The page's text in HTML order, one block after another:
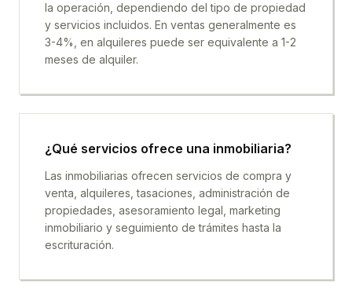
la operación, dependiendo del tipo de propiedad
y servicios incluidos. En ventas generalmente es
3-4%, en alquileres puede ser equivalente a 1-2
meses de alquiler.
¿Qué servicios ofrece una inmobiliaria?
Las inmobiliarias ofrecen servicios de compra y
venta, alquileres, tasaciones, administración de
propiedades, asesoramiento legal, marketing
inmobiliario y seguimiento de trámites hasta la
escrituración.